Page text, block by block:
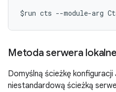
$run cts --module-arg
Metoda serwera
Domyślną ścieżkę
niestandardową ścieżką